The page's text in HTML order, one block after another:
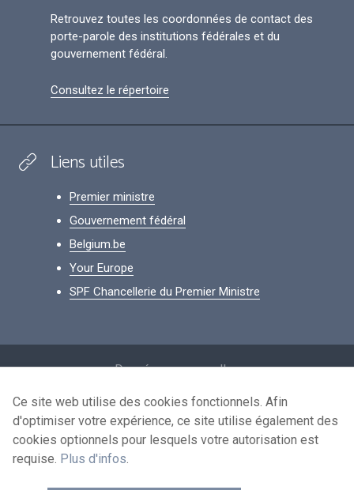
Retrouvez toutes les coordonnées de contact des
porte-parole des institutions fédérales et du
gouvernement fédéral.
Consultez le répertoire
Liens utiles
Premier ministre
Gouvernement fédéral
Belgium.be
Your Europe
SPF Chancellerie du Premier Ministre
Données personnelles
Conditions de réutilisation
Contactez-nous
Ce site web utilise des cookies fonctionnels. Afin
d'optimiser votre expérience, ce site utilise également des
cookies optionnels pour lesquels votre autorisation est
requise. Plus d'infos.